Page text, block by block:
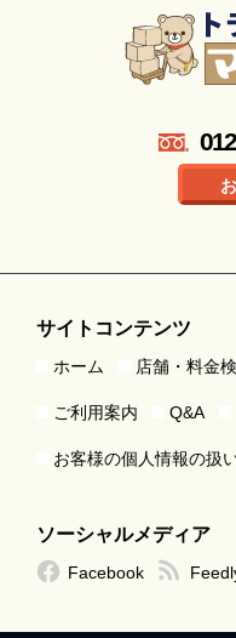
サイトコンテンツ
ホーム 店舗・料金
ご利用案内 Q&A
お客様の個人情報の扱
ソーシャルメディア
Facebook